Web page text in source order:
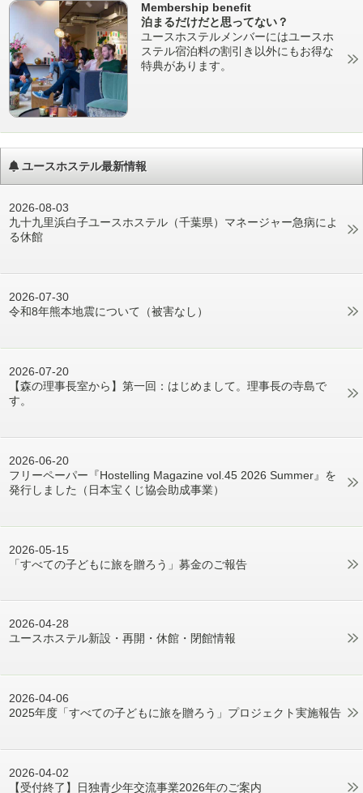
Membership benefit
泊まるだけだと思ってない？
ユースホステルメンバーにはユースホ
ステル宿泊料の割引き以外にもお得な
特典があります。
ユースホステル最新情報
2026-08-03
九十九里浜白子ユースホステル（千葉県）マネージャー急病によ
る休館
2026-07-30
令和8年熊本地震について（被害なし）
2026-07-20
【森の理事長室から】第一回：はじめまして。理事長の寺島で
す。
2026-06-20
フリーペーパー『Hostelling Magazine vol.45 2026 Summer』を
発行しました（日本宝くじ協会助成事業）
2026-05-15
「すべての子どもに旅を贈ろう」募金のご報告
2026-04-28
ユースホステル新設・再開・休館・閉館情報
2026-04-06
2025年度「すべての子どもに旅を贈ろう」プロジェクト実施報告
2026-04-02
【受付終了】日独青少年交流事業2026年のご案内